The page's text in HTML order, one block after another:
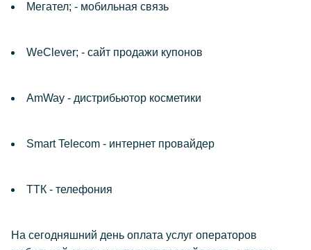
Мегател; - мобильная связь
WeClever; - сайт продажи купонов
AmWay - дистрибьютор косметики
Smart Telecom - интернет провайдер
ТТК - телефония
На сегодняшний день оплата услуг операторов